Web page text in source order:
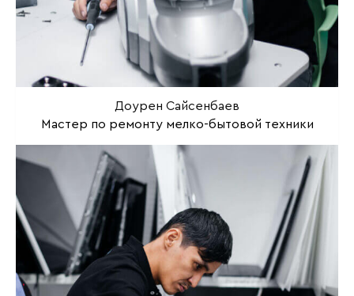
Доурен Сайсенбаев
Мастер по ремонту мелко-бытовой техники